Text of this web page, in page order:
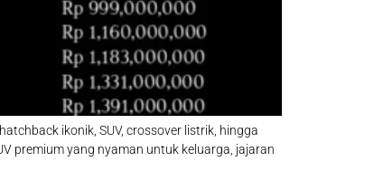
ikonik, SUV, crossover listrik, hingga
premium yang nyaman untuk keluarga, jajaran